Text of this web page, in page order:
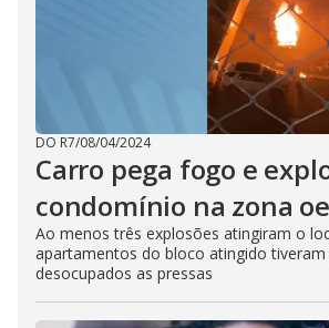
DO R7/08/04/2024
Carro pega fogo e
condomínio na zona
Ao menos três explosões atingiram o
apartamentos do bloco atingido tiveram
desocupados as pressas